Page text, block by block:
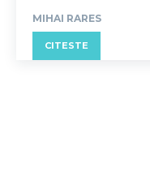
MIHAI RARES
CITESTE